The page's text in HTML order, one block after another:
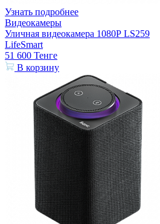
Узнать подробнее
Видеокамеры
Уличная видеокамера 1080Р LS259
LifeSmart
51 600 Тенге
В корзину